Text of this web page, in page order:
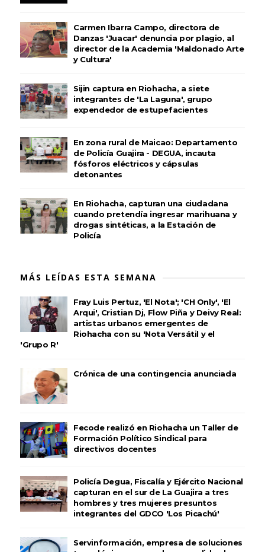
Carmen Ibarra Campo, directora de
Danzas 'Juacar' denuncia por plagio, al
director de la Academia 'Maldonado Arte
y Cultura'
Sijin captura en Riohacha, a siete
integrantes de 'La Laguna', grupo
expendedor de estupefacientes
En zona rural de Maicao: Departamento
de Policía Guajira - DEGUA, incauta
fósforos eléctricos y cápsulas
detonantes
En Riohacha, capturan una ciudadana
cuando pretendía ingresar marihuana y
drogas sintéticas, a la Estación de
Policía
MÁS LEÍDAS ESTA SEMANA
Fray Luis Pertuz, 'El Nota'; 'CH Only', 'El
Arqui', Cristian Dj, Flow Piña y Deivy Real:
artistas urbanos emergentes de
Riohacha con su 'Nota Versátil y el
'Grupo R'
Crónica de una contingencia anunciada
Fecode realizó en Riohacha un Taller de
Formación Político Sindical para
directivos docentes
Policía Degua, Fiscalía y Ejército Nacional
capturan en el sur de La Guajira a tres
hombres y tres mujeres presuntos
integrantes del GDCO 'Los Picachú'
Servinformación, empresa de soluciones